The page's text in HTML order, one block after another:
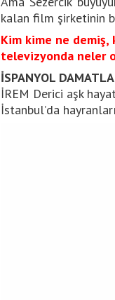
kalan film şirketinin
Kim kime ne demiş,
televizyonda neler
İSPANYOL
İREM Derici aşk
İstanbul’da